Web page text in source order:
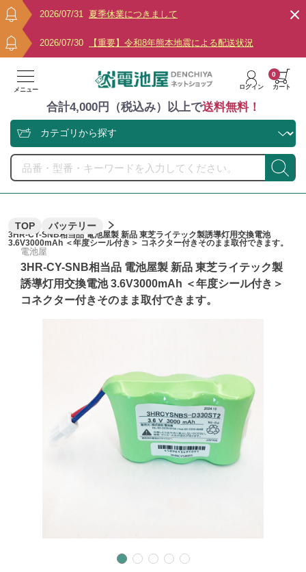
2026/07/31 夏季休業につきまして
2026/07/30 【重要】令和8年熊本地震による配送状況
メニュー ログイン カート
0
合計4,000円（税込み）以上で送料無料！
TOP バッテリー
3HR-CY-SNB相当品 電池屋製 新品 東芝ライテック製誘導灯用交換電池
3.6V3000mAh ＜年度シール付き＞ コネクター付きそのまま取付できます。
電池屋
3HR-CY-SNB相当品 電池屋製 新品 東芝ライテック製
誘導灯用交換電池 3.6V3000mAh ＜年度シール付き＞
コネクター付きそのまま取付できます。